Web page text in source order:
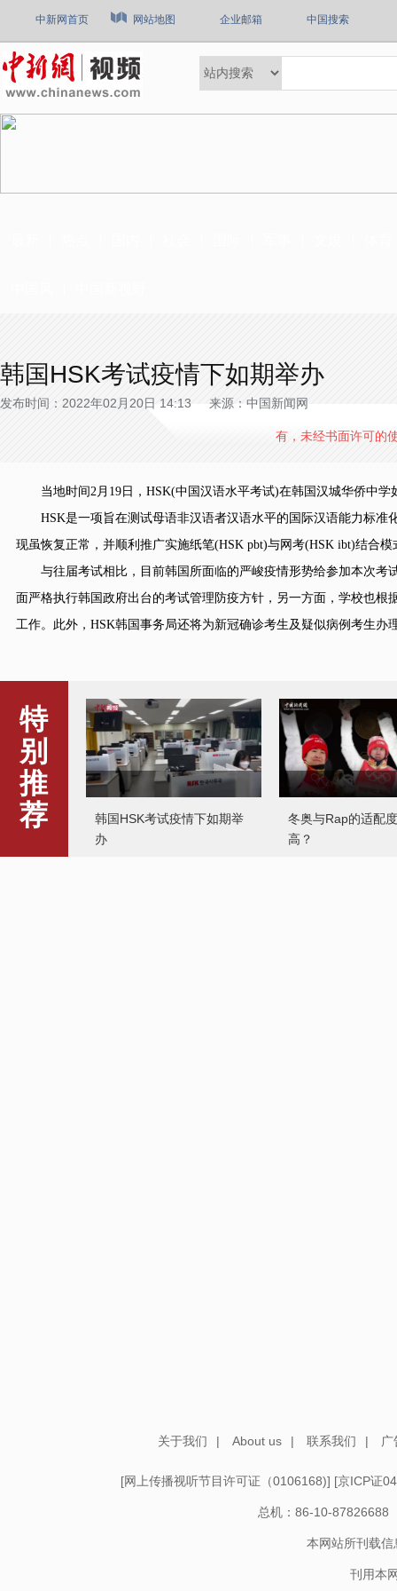
中新网首页 网站地图 企业邮箱 中国搜索
韩国HSK考试疫情下如期举办
发布时间：2022年02月20日 14:13 来源：中国新闻网
有，未经书面许可的
当地时间2月19日，HSK(中国汉语水平考试)在韩国汉城华侨中学
HSK是一项旨在测试母语非汉语者汉语水平的国际汉语能力标准
现虽恢复正常，并顺利推广实施纸笔(HSK pbt)与网考(HSK ibt)结合
与往届考试相比，目前韩国所面临的严峻疫情形势给参加本次考
面严格执行韩国政府出台的考试管理防疫方针，另一方面，学校也
工作。此外，HSK韩国事务局还将为新冠确诊考生及疑似病例考生
特
别
推
荐
韩国HSK考试疫情下如期举
办
冬奥与Rap的适配
高？
关于我们 | About us | 联系我们 |
[网上传播视听节目许可证（0106168)] [京ICP证
总机：86-10-87826688
本网站所刊载
刊用本